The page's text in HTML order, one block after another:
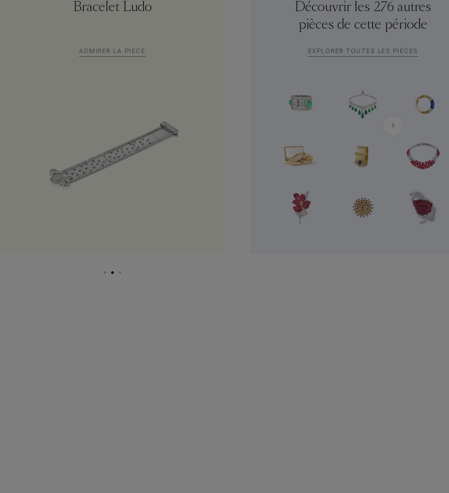
Bracelet Ludo
ADMIRER LA PIÈCE
Découvrir les 276 autres
pièces de cette période
EXPLORER TOUTES LES PIÈCES